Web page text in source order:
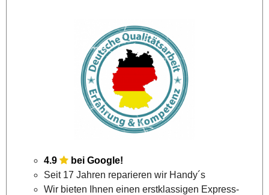
4.9 bei Google!
Seit 17 Jahren reparieren wir Handy´s
Wir bieten Ihnen einen erstklassigen Express-